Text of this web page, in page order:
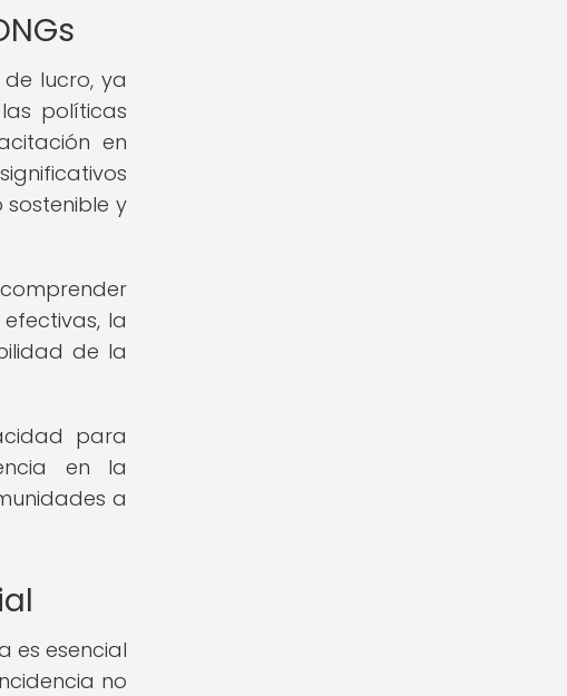
lucro, ya
políticas
en
y
la
de la
para
en la
a
es esencial
no